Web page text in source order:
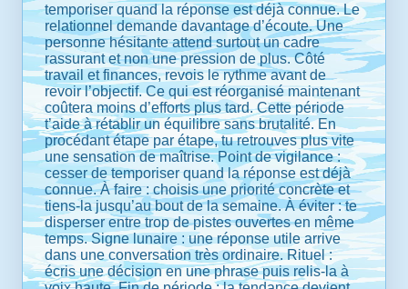
temporiser quand la réponse est déjà connue. Le
relationnel demande davantage d’écoute. Une
personne hésitante attend surtout un cadre
rassurant et non une pression de plus. Côté
travail et finances, revois le rythme avant de
revoir l’objectif. Ce qui est réorganisé maintenant
coûtera moins d’efforts plus tard. Cette période
t’aide à rétablir un équilibre sans brutalité. En
procédant étape par étape, tu retrouves plus vite
une sensation de maîtrise. Point de vigilance :
cesser de temporiser quand la réponse est déjà
connue. À faire : choisis une priorité concrète et
tiens-la jusqu’au bout de la semaine. À éviter : te
disperser entre trop de pistes ouvertes en même
temps. Signe lunaire : une réponse utile arrive
dans une conversation très ordinaire. Rituel :
écris une décision en une phrase puis relis-la à